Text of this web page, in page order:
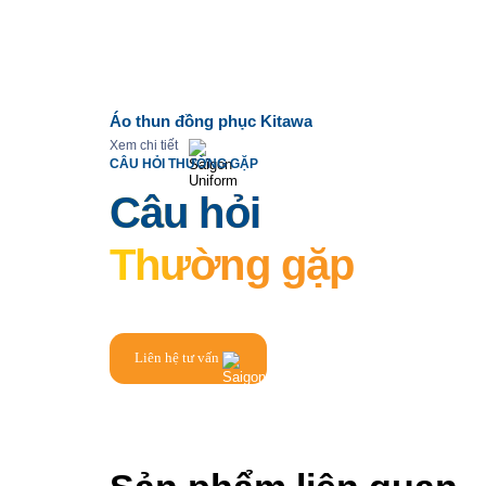
Áo thun đồng phục Kitawa
Xem chi tiết
CÂU HỎI THƯỜNG GẶP
Câu hỏi
Thường gặp
Liên hệ tư vấn